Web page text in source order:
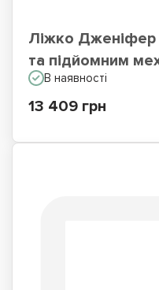
Ліжко Дженіфер
та підйомним
В наявності
13 409 грн